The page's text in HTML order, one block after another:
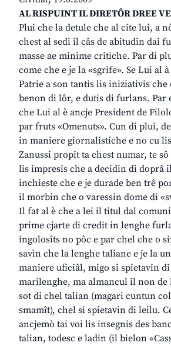
AL RISPUINT IL DIRETÔR DREE
Plui che la detule che al cite lui, a
chest al sedi il câs de abitudin dai
masse ae minime critiche. Par di
come che e je la «sgrife». Se Lui al
Patrie a son tantis lis iniziativis che
benon di lôr, e dutis di furlans. Par
che Lui al è ancje President de
par fruts «Omenuts». Cun di plui,
in maniere giornalistiche e no cu
Zanussi propit ta chest numar, te
lis impresis che a decidin di doprâ
inchieste che e je durade ben trê
il morbin che o varessin dome di
Il fat al è che a lei il titul dal
prime cjarte di credit in lenghe
ingolosîts no pôc e par chel che o
savìn che la lenghe taliane e je la
maniere uficiâl, migo si spietavin
marilenghe, ma almancul il non de
sot di chel talian (magari cuntun
smamît), chel si spietavin di leilu.
ancjemò tai voi lis insegnis des
talian, todesc e ladin (il bielon